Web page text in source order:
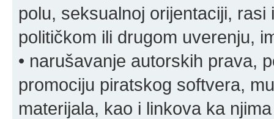
polu, seksualnoj orijentaciji,
političkom ili drugom uverenju,
• narušavanje autorskih prava,
promociju piratskog softvera,
materijala, kao i linkova ka njima